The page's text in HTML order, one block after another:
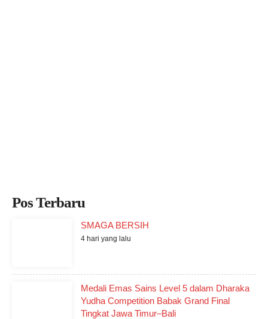
Pos Terbaru
SMAGA BERSIH
4 hari yang lalu
Medali Emas Sains Level 5 dalam Dharaka
Yudha Competition Babak Grand Final
Tingkat Jawa Timur–Bali